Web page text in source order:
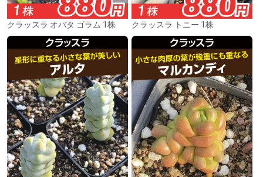
クラッスラ オバタ ゴラム 1株 クラッスラ トニー 1株